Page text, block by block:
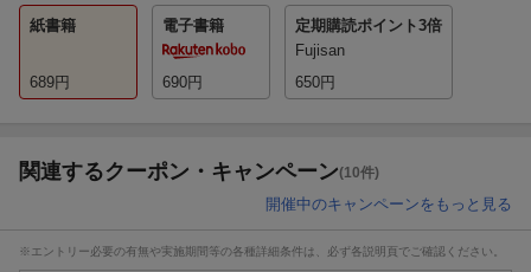
紙書籍
689円
電子書籍
690円
定期購読ポイント3倍
Fujisan
650円
関連するクーポン・キャンペーン(10件)
開催中のキャンペーンをもっと見る
※エントリー必要の有無や実施期間等の各種詳細条件は、必ず各説明頁でご確認ください。